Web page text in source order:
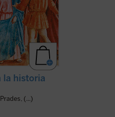
la historia
(...)